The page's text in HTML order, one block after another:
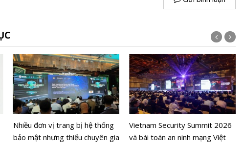
Nhiều đơn vị trang bị hệ thống
bảo mật nhưng thiếu chuyên gia
Vietnam Security Summit 2026
và bài toán an ninh mạng Việt